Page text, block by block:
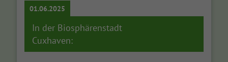
01.06.2025
In der Biosphärenstadt
Cuxhaven: